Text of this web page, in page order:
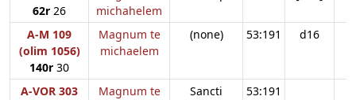
62r 26
michahelem
A-M 109
(olim 1056)
140r 30
Magnum te
michaelem
(none) 53:191 d16
A-VOR 303
Magnum te
Sancti
53:191